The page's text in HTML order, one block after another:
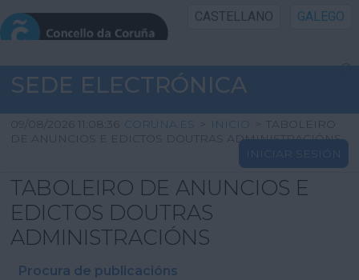
CASTELLANO GALEGO
INICIO SEDE
INICIO
INFORMACIÓN PÚBLICA
CARTAFOL CIDADÁN
UTILIDADES
SEDE ELECTRÓNICA
09/08/2026 11:08:36 CORUNA.ES > INICIO > TABOLEIRO
DE ANUNCIOS E EDICTOS DOUTRAS ADMINISTRACIÓNS
INICIAR SESIÓN
TABOLEIRO DE ANUNCIOS E
EDICTOS DOUTRAS
ADMINISTRACIÓNS
Procura de publicacións